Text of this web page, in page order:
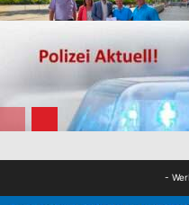
PFAFFPLATZ
-